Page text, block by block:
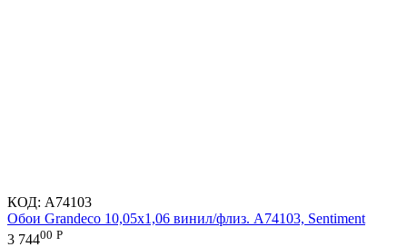
КОД: A74103
Обои Grandeco 10,05х1,06 винил/флиз. A74103, Sentiment
3 74400 Р